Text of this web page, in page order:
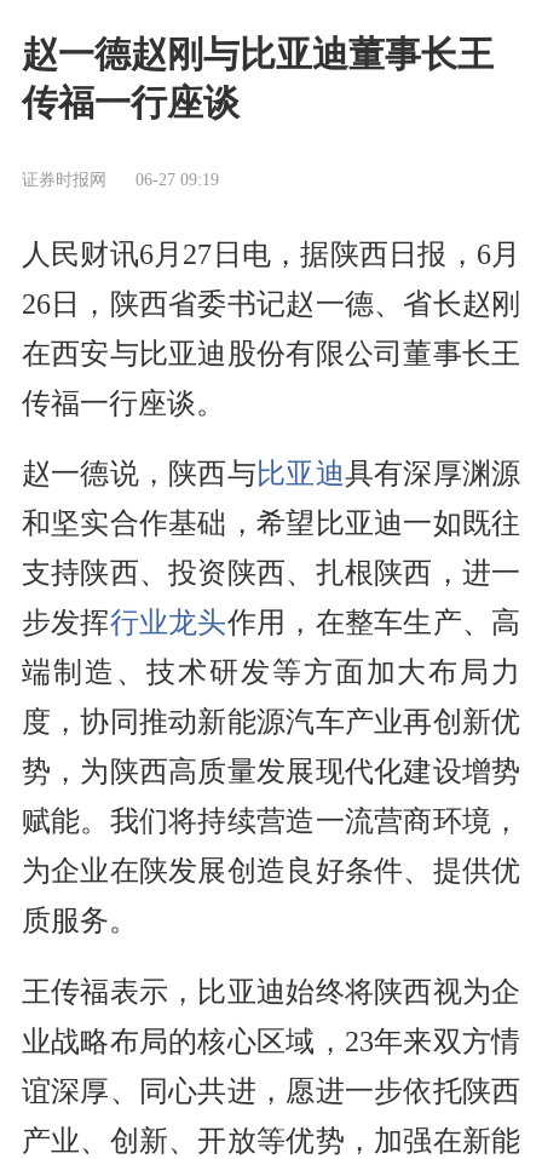
赵一德赵刚与比亚迪董事长王
传福一行座谈
证券时报网 06-27 09:19
人民财讯6月27日电，据陕西日报，6月
26日，陕西省委书记赵一德、省长赵刚
在西安与比亚迪股份有限公司董事长王
传福一行座谈。
赵一德说，陕西与比亚迪具有深厚渊源
和坚实合作基础，希望比亚迪一如既往
支持陕西、投资陕西、扎根陕西，进一
步发挥行业龙头作用，在整车生产、高
端制造、技术研发等方面加大布局力
度，协同推动新能源汽车产业再创新优
势，为陕西高质量发展现代化建设增势
赋能。我们将持续营造一流营商环境，
为企业在陕发展创造良好条件、提供优
质服务。
王传福表示，比亚迪始终将陕西视为企
业战略布局的核心区域，23年来双方情
谊深厚、同心共进，愿进一步依托陕西
产业、创新、开放等优势，加强在新能